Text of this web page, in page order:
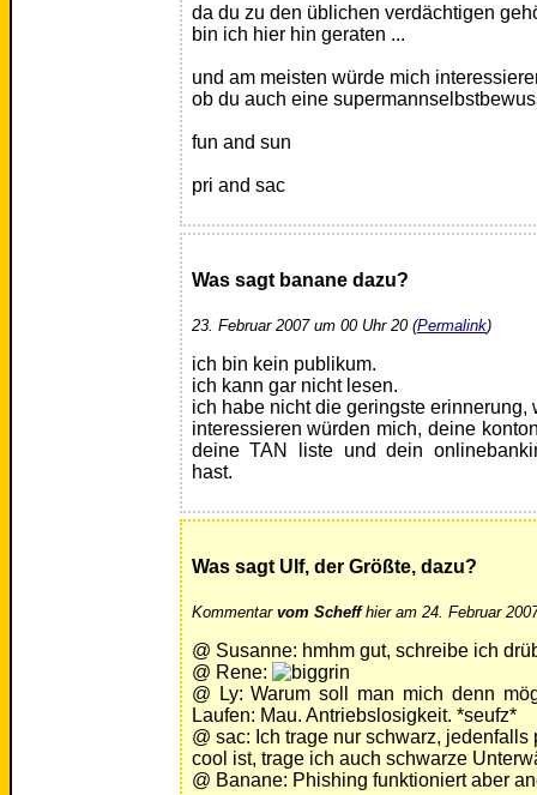
da du zu den üblichen verdächtigen
bin ich hier hin geraten ...
und am meisten würde mich
ob du auch eine
fun and sun
pri and sac
Was sagt banane dazu?
23. Februar 2007 um 00 Uhr 20 (Permalink)
ich bin kein publikum.
ich kann gar nicht lesen.
ich habe nicht die geringste erinnerung,
interessieren würden mich, deine
deine TAN liste und dein
hast.
Was sagt Ulf, der Größte, dazu?
Kommentar vom Scheffhier am 24. Februar
@ Susanne: hmhm gut, schreibe ich
@ Rene:
@ Ly: Warum soll man mich denn
Laufen: Mau. Antriebslosigkeit. *seufz*
@ sac: Ich trage nur schwarz,
cool ist, trage ich auch schwarze
@ Banane: Phishing funktioniert aber